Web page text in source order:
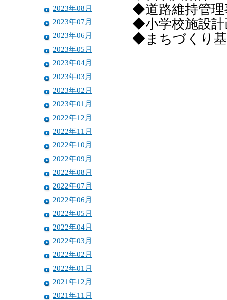
2023年08月
2023年07月
2023年06月
2023年05月
2023年04月
2023年03月
2023年02月
2023年01月
2022年12月
2022年11月
2022年10月
2022年09月
2022年08月
2022年07月
2022年06月
2022年05月
2022年04月
2022年03月
2022年02月
2022年01月
2021年12月
2021年11月
◆道路維持管理
◆小学校施設計
◆まちづくり基